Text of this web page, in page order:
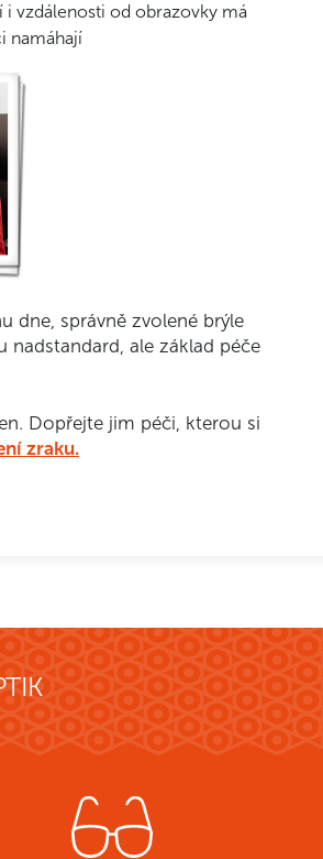
vzdálenosti od obrazovky má
namáhají
dne, správně zvolené brýle
nadstandard, ale základ péče
Dopřejte jim péči, kterou si
zraku.